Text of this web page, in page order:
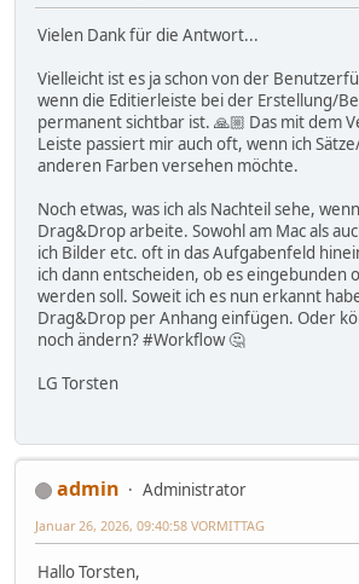
Vielen Dank für die Antwort...
Vielleicht ist es ja schon von der
wenn die Editierleiste bei der Erstellung/
permanent sichtbar ist. 🙏🏼 Das mit dem
Leiste passiert mir auch oft, wenn ich
anderen Farben versehen möchte.
Noch etwas, was ich als Nachteil sehe,
Drag&Drop arbeite. Sowohl am Mac als
ich Bilder etc. oft in das Aufgabenfeld
ich dann entscheiden, ob es eingebunden
werden soll. Soweit ich es nun erkannt
Drag&Drop per Anhang einfügen. Oder
noch ändern? #Workflow 🤔
LG Torsten
admin
Administrator
Januar 26, 2026, 09:40:58 VORMITTAG
Hallo Torsten,